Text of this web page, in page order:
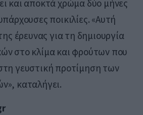
και αποκτά χρώμα δύο μήνες
ποικιλίες. «Αυτή
έρευνας για τη δημιουργία
στο κλίμα και φρούτων που
γευστική προτίμηση των
καταλήγει.